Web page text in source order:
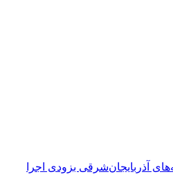
آذربایجان‌شرقی بزودی اجرا